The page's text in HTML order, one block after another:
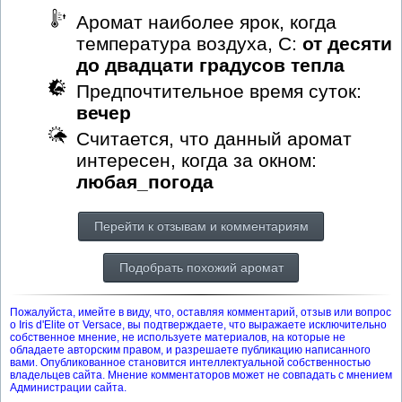
Аромат наиболее ярок, когда
температура воздуха, С: от десяти
до двадцати градусов тепла
Предпочтительное время суток:
вечер
Считается, что данный аромат
интересен, когда за окном:
любая_погода
Перейти к отзывам и комментариям
Подобрать похожий аромат
Пожалуйста, имейте в виду, что, оставляя комментарий, отзыв или вопрос
о Iris d'Elite от Versace, вы подтверждаете, что выражаете исключительно
собственное мнение, не используете материалов, на которые не
обладаете авторским правом, и разрешаете публикацию написанного
вами. Опубликованное становится интеллектуальной собственностью
владельцев сайта. Мнение комментаторов может не совпадать с мнением
Администрации сайта.